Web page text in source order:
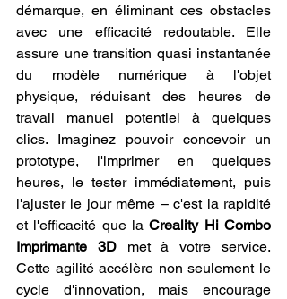
démarque, en éliminant ces obstacles
avec une efficacité redoutable. Elle
assure une transition quasi instantanée
du modèle numérique à l'objet
physique, réduisant des heures de
travail manuel potentiel à quelques
clics. Imaginez pouvoir concevoir un
prototype, l'imprimer en quelques
heures, le tester immédiatement, puis
l'ajuster le jour même – c'est la rapidité
et l'efficacité que la Creality Hi Combo
Imprimante 3D met à votre service.
Cette agilité accélère non seulement le
cycle d'innovation, mais encourage